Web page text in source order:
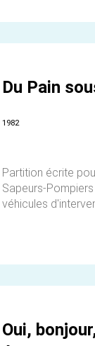
Du Pain
1982
Partition écrite
Sapeurs-
véhicules
Oui,